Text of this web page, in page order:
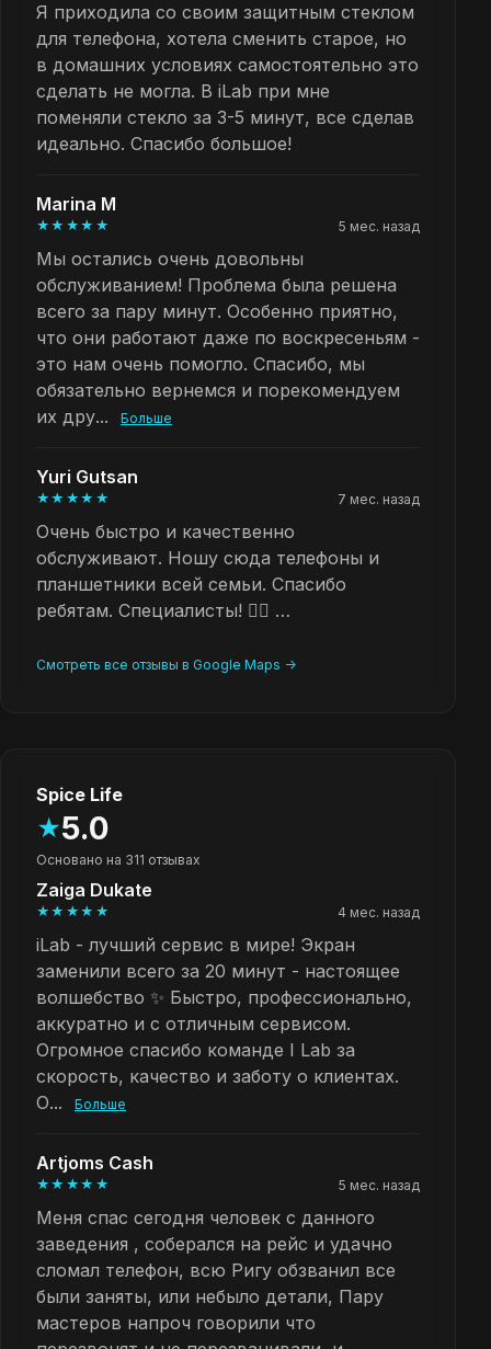
Я приходила со своим защитным стеклом
для телефона, хотела сменить старое, но
в домашних условиях самостоятельно это
сделать не могла. В iLab при мне
поменяли стекло за 3-5 минут, все сделав
идеально. Спасибо большое!
Marina M
★★★★★ 5 мес. назад
Мы остались очень довольны
обслуживанием! Проблема была решена
всего за пару минут. Особенно приятно,
что они работают даже по воскресеньям -
это нам очень помогло. Спасибо, мы
обязательно вернемся и порекомендуем
их дру...
Больше
Yuri Gutsan
★★★★★ 7 мес. назад
Очень быстро и качественно
обслуживают. Ношу сюда телефоны и
планшетники всей семьи. Спасибо
ребятам. Специалисты! 👍🏻 …
Смотреть все отзывы в Google Maps ->
Spice Life
★5.0
Основано на 311 отзывах
Zaiga Dukate
★★★★★ 4 мес. назад
iLab - лучший сервис в мире! Экран
заменили всего за 20 минут - настоящее
волшебство ✨ Быстро, профессионально,
аккуратно и с отличным сервисом.
Огромное спасибо команде I Lab за
скорость, качество и заботу о клиентах.
О...
Больше
Artjoms Cash
★★★★★ 5 мес. назад
Меня спас сегодня человек с данного
заведения , соберался на рейс и удачно
сломал телефон, всю Ригу обзванил все
были заняты, или небыло детали, Пару
мастеров напроч говорили что